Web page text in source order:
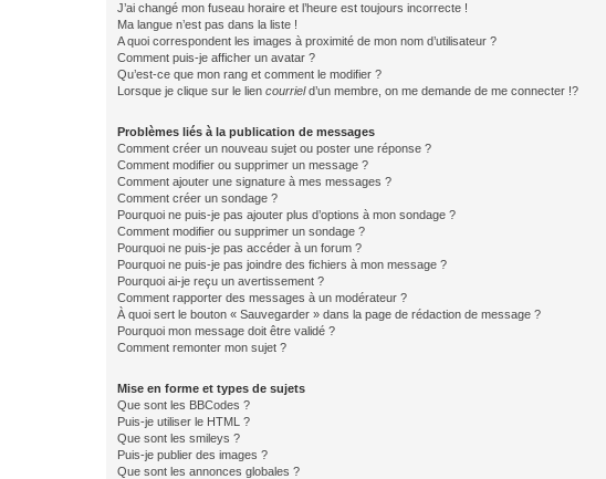
J’ai changé mon fuseau horaire et l’heure est toujours incorrecte !
Ma langue n’est pas dans la liste !
A quoi correspondent les images à proximité de mon nom d’utilisateur ?
Comment puis-je afficher un avatar ?
Qu’est-ce que mon rang et comment le modifier ?
Lorsque je clique sur le lien courrield’un membre, on me demande de me connecter !?
Problèmes liés à la publication de messages
Comment créer un nouveau sujet ou poster une réponse ?
Comment modifier ou supprimer un message ?
Comment ajouter une signature à mes messages ?
Comment créer un sondage ?
Pourquoi ne puis-je pas ajouter plus d’options à mon sondage ?
Comment modifier ou supprimer un sondage ?
Pourquoi ne puis-je pas accéder à un forum ?
Pourquoi ne puis-je pas joindre des fichiers à mon message ?
Pourquoi ai-je reçu un avertissement ?
Comment rapporter des messages à un modérateur ?
À quoi sert le bouton « Sauvegarder » dans la page de rédaction de message ?
Pourquoi mon message doit être validé ?
Comment remonter mon sujet ?
Mise en forme et types de sujets
Que sont les BBCodes ?
Puis-je utiliser le HTML ?
Que sont les smileys ?
Puis-je publier des images ?
Que sont les annonces globales ?